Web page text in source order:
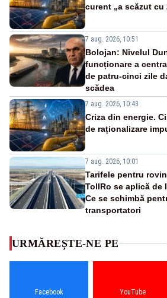
curent „a scăzut cu
7 aug. 2026, 10:51
Bolojan: Nivelul
funcționare a
de patru-cinci zile
scădea
7 aug. 2026, 10:43
Criza din energie.
de raționalizare
7 aug. 2026, 10:01
Tarifele pentru
TollRo se aplică de
Ce se schimbă
transportatori
URMĂREȘTE-NE PE
Facebook YouTube